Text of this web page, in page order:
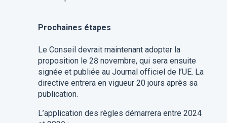
Prochaines étapes
Le Conseil devrait maintenant adopter la
proposition le 28 novembre, qui sera ensuite
signée et publiée au Journal officiel de l’UE. La
directive entrera en vigueur 20 jours après sa
publication.
L’application des règles démarrera entre 2024